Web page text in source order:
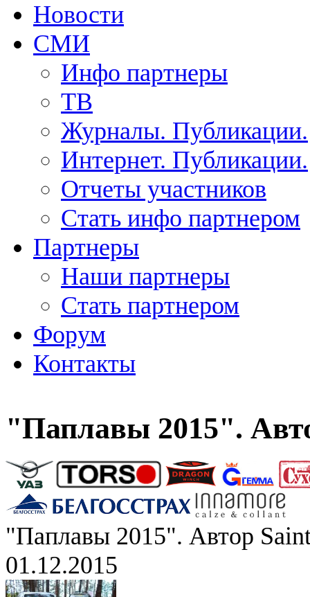
Новости
СМИ
Инфо партнеры
ТВ
Журналы. Публикации.
Интернет. Публикации.
Отчеты участников
Стать инфо партнером
Партнеры
Наши партнеры
Стать партнером
Форум
Контакты
"Паплавы 2015".
"Паплавы 2015". Автор
01.12.2015